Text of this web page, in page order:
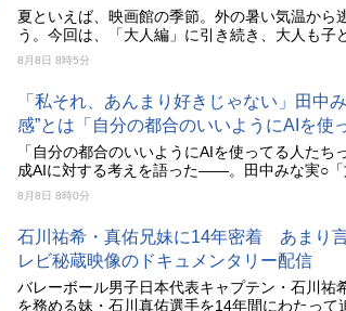
夏といえば、映画館の季節。外の暑い気温から
う。今回は、「大人編」に引き続き、大人も子
8月8日 8時5分
「私それ、あんまり好きじゃない」田中
感”とは「自分の都合のいいようにAIを使
「自分の都合のいいようにAIを使ってる人た
成AIに対する考えを語った――。田中みな実○「
8月8日 8時0分
石川祐希・真佑兄妹に14年密着 あまり
レビ秘蔵映像のドキュメンタリー配信
バレーボール男子日本代表キャプテン・石川祐
を務める妹・石川真佑選手を14年間にわたって